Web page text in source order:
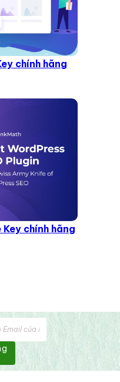
chính hãng
chính hãng